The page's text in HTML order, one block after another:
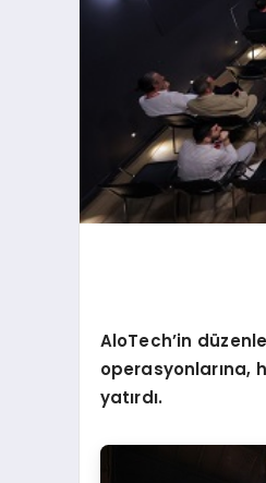
AloTech’in d
operasyonlarına,
yatırdı.